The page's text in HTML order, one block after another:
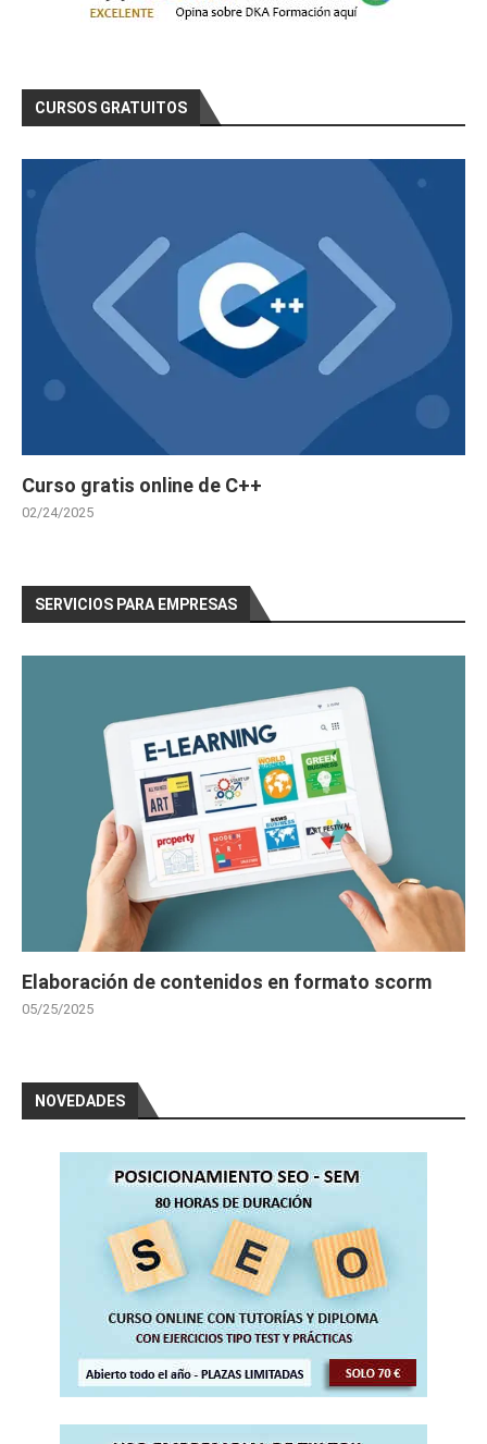
CURSOS GRATUITOS
Curso gratis online de C++
02/24/2025
SERVICIOS PARA EMPRESAS
Elaboración de contenidos en formato scorm
05/25/2025
NOVEDADES